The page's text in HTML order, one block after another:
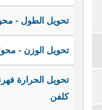
تحويل الطول -
تحويل الوزن -
تحويل الحرارة
كلفن